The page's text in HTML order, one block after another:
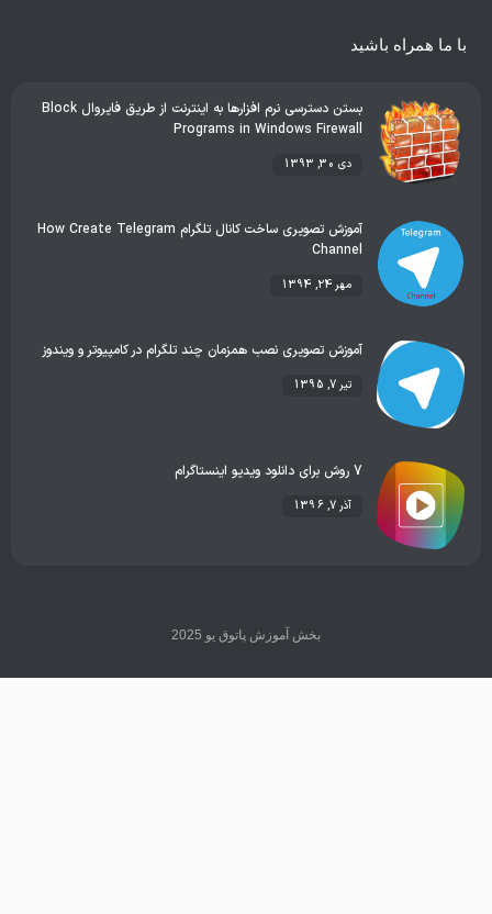
بستن دسترسی نرم افزارها به اینترنت از طریق فایروال Block
Programs in Windows Firewall
دی 30, 1393
آموزش تصویری ساخت کانال تلگرام How Create Telegram
Channel
آموزش تصویری نصب همزمان چند تلگرام در کامپیوتر و ویندوز
آذر 7, 1396
بخش آموزش پاتوق یو 2025